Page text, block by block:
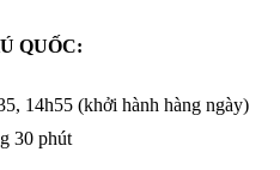
QUỐC:
14h55 (khởi hành hàng ngày)
30 phút